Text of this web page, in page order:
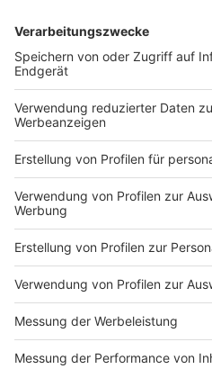
Teil
und
sich hat.
https://plus.rtl.de/video-
der-offizielle-video-podcast-
Princess Charming findet
sollte durchaus
verrät uns, wen sie aus
findet, warum sie nicht so
Bubble ist und was es mit
auf sich hat. Dieser Podcast wird vermarktet von
Julep Media: sales@julep.de Wir
Zusammenhang mit dem
Podcasts Daten. Wenn
Übermittlung der Daten
melden Sie sich hier:
Impressum